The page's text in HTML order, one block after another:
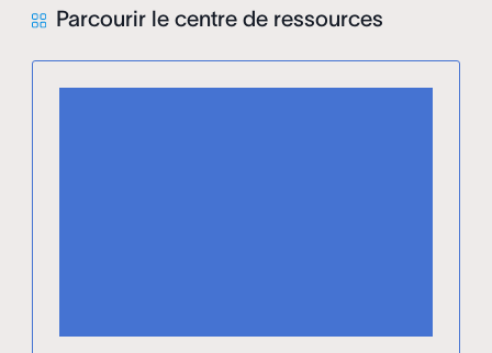
Parcourir le centre de ressources